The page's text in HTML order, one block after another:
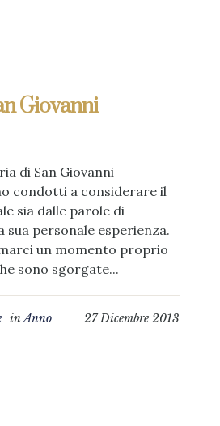
Giovanni
di San Giovanni
condotti a considerare il
sia dalle parole di
sua personale esperienza.
un momento proprio
sono sgorgate...
27 Dicembre 2013
inAnno